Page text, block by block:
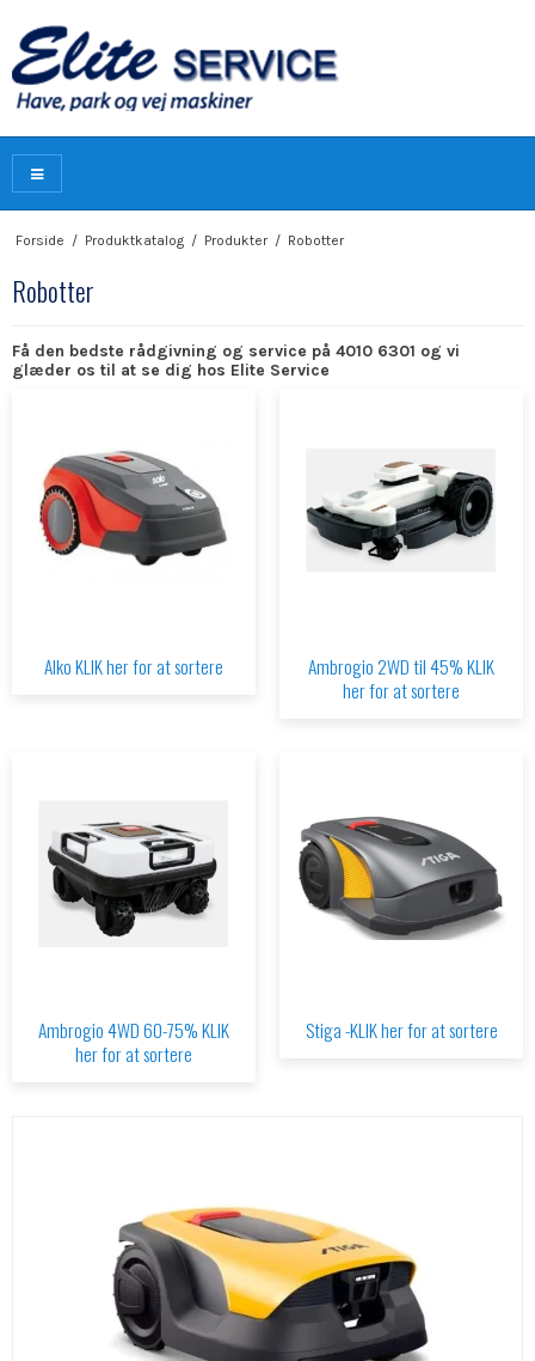
Forside / Produktkatalog / Produkter / Robotter
Robotter
Få den bedste rådgivning og service på 4010 6301 og vi
glæder os til at se dig hos Elite Service
Alko KLIK her for at sortere
Ambrogio 2WD til 45% KLIK
her for at sortere
Ambrogio 4WD 60-75% KLIK
her for at sortere
Stiga -KLIK her for at sortere